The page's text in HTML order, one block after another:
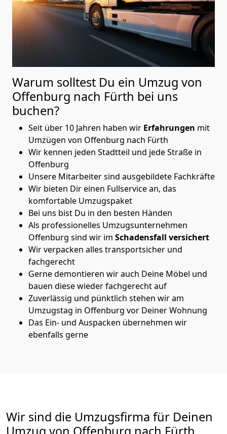
Warum solltest Du ein Umzug von
Offenburg nach Fürth bei uns
buchen?
Seit über 10 Jahren haben wir Erfahrungen mit
Umzügen von Offenburg nach Fürth
Wir kennen jeden Stadtteil und jede Straße in
Offenburg
Unsere Mitarbeiter sind ausgebildete Fachkräfte
Wir bieten Dir einen Fullservice an, das
komfortable Umzugspaket
Bei uns bist Du in den besten Händen
Als professionelles Umzugsunternehmen
Offenburg sind wir im Schadensfall versichert
Wir verpacken alles transportsicher und
fachgerecht
Gerne demontieren wir auch Deine Möbel und
bauen diese wieder fachgerecht auf
Zuverlässig und pünktlich stehen wir am
Umzugstag in Offenburg vor Deiner Wohnung
Das Ein- und Auspacken übernehmen wir
ebenfalls gerne
Wir sind die Umzugsfirma für Deinen